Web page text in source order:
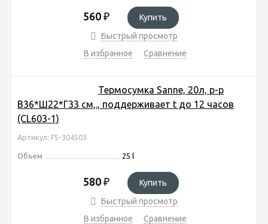
560 ₽
Купить
Быстрый просмотр
В избранное
Сравнение
Термосумка Sanne, 20л, р-р
В36*Ш22*Г33 cм,., поддерживает t до 12 часов
(CL603-1)
Артикул: FS-304503
Объем 25 l
580 ₽
Купить
Быстрый просмотр
В избранное
Сравнение